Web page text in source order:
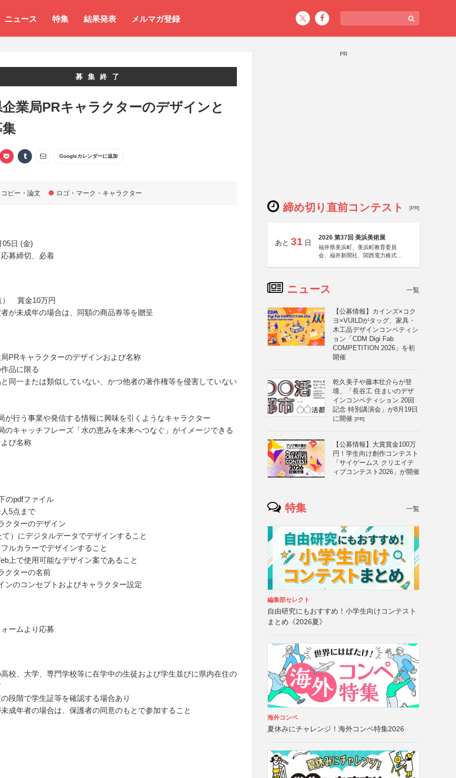
ニュース 特集 結果発表 メルマガ登録
募集終了
業局PRキャラクターのデザインと
Googleカレンダーに追加
ピー・論文 ロゴ・マーク・キャラクター
05日 (金)
募締切、必着
） 賞金10万円
が未成年の場合は、同額の商品券等を贈呈
PRキャラクターのデザインおよび名称
品に限る
同一または類似していない、かつ他者の著作権等を侵害していない
が行う事業や発信する情報に興味を引くようなキャラクター
のキャッチフレーズ「水の恵みを未来へつなぐ」がイメージできる
び名称
のpdfファイル
5点まで
クターのデザイン
）にデジタルデータでデザインすること
ルカラーでデザインすること
上で使用可能なデザイン案であること
クターの名前
ンのコンセプトおよびキャラクター設定
ームより応募
校、大学、専門学校等に在学中の生徒および学生並びに県内在住の
段階で学生証等を確認する場合あり
成年者の場合は、保護者の同意のもとで参加すること
PR
締め切り直前コンテスト [PR]
あと 31 日
2026 第37回 美浜美術展
福井県美浜町、美浜町教育委員
会、福井新聞社、関西電力株式会
ニュース 一覧
【公募情報】カインズ×コク
ヨ×VUILDがタッグ、家具・
木工品デザインコンペティシ
ョン「CDM Digi Fab
COMPETITION 2026」を初
開催
乾久美子や藤本壮介らが登
壇、「長谷工 住まいのデザ
インコンペティション 20回
記念 特別講演会」が8月19日
に開催 [PR]
【公募情報】大賞賞金100万
円！学生向け創作コンテスト
「サイゲームス クリエイテ
ィブコンテスト2026」が開催
特集 一覧
編集部セレクト
自由研究にもおすすめ！小学生向けコンテスト
まとめ《2026夏》
海外コンペ
夏休みにチャレンジ！海外コンペ特集2026